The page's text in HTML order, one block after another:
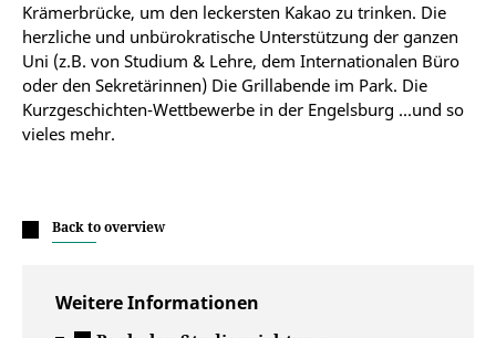
Krämerbrücke, um den leckersten Kakao zu trinken. Die
herzliche und unbürokratische Unterstützung der ganzen
Uni (z.B. von Studium & Lehre, dem Internationalen Büro
oder den Sekretärinnen) Die Grillabende im Park. Die
Kurzgeschichten-Wettbewerbe in der Engelsburg ...und so
vieles mehr.
Back to overview
Weitere Informationen